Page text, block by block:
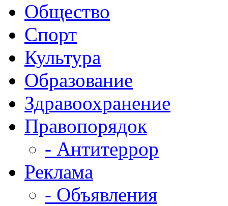
Общество
Спорт
Культура
Образование
Здравоохранение
Правопорядок
- Антитеррор
Реклама
- Объявления